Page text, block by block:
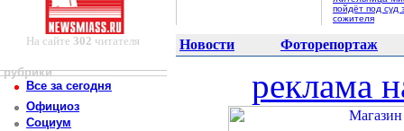
пойдёт под суд
сожителя
На сайте302 читателя Новости Фоторепортаж
рубрики
Все за сегодня
Официоз
Социум
реклама